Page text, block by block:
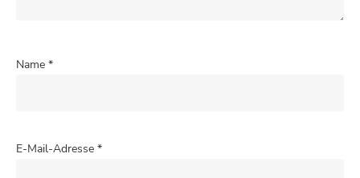
Name *
E-Mail-Adresse *